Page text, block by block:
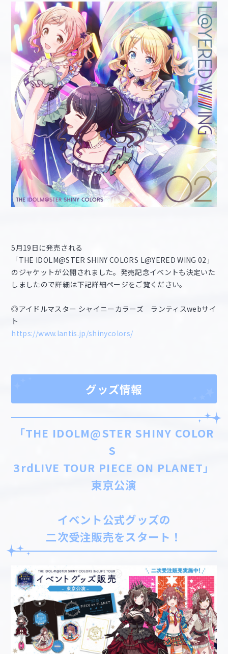
5月19日に発売される
「THE IDOLM@STER SHINY COLORS L@YERED WING 02」
のジャケットが公開されました。発売記念イベントも決定いた
しましたので詳細は下記詳細ページをご覧ください。
◎アイドルマスター シャイニーカラーズ ランティスwebサイ
ト
https://www.lantis.jp/shinycolors/
グッズ情報
「THE IDOLM@STER SHINY COLOR
S
3rdLIVE TOUR PIECE ON PLANET」
東京公演
イベント公式グッズの
二次受注販売をスタート！